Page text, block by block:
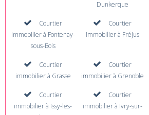
Dunkerque
Courtier
immobilier à Fontenay-
sous-Bois
Courtier
immobilier à Fréjus
Courtier
immobilier à Grasse
Courtier
immobilier à Grenoble
Courtier
immobilier à Issy-les-
Courtier
immobilier à Ivry-sur-